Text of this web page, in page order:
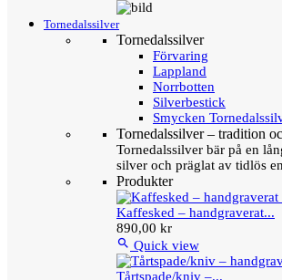
Tornedalssilver
Tornedalssilver
Förvaring
Lappland
Norrbotten
Silverbestick
Smycken
Tornedalssilver – tradition
Tornedalssilver bär på en
silver och präglat av tidlös
Produkter
Kaffesked – handgraverat...
890,00 kr
 Quick view
Tårtspade/kniv –...